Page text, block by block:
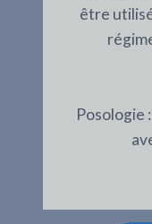
être
Posologie